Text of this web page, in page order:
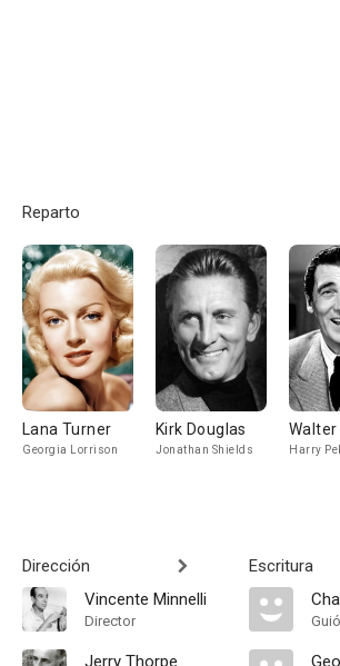
Reparto
Lana Turner
Georgia Lorrison
Kirk Douglas
Jonathan Shields
Walter
Harry
Dirección
Vincente Minnelli
Director
Jerry Thorpe
Escritura